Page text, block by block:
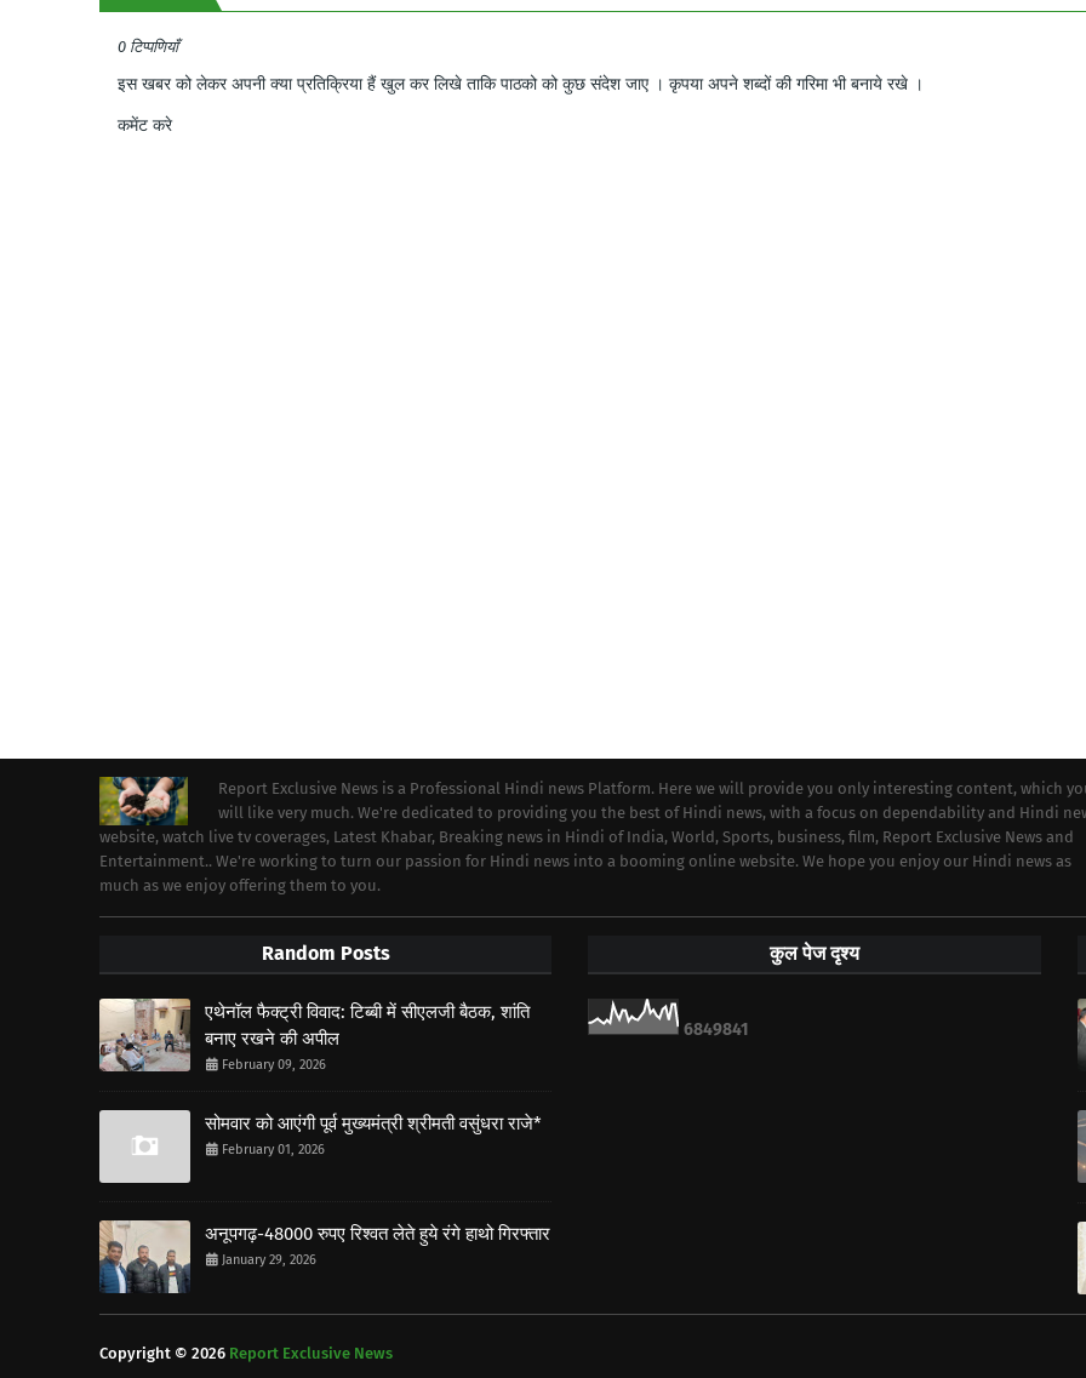
0 टिप्पणियाँ
इस खबर को लेकर अपनी क्या प्रतिक्रिया हैं खुल कर लिखे ताकि पाठको को कुछ संदेश जाए । कृपया अपने शब्दों की गरिमा भी बनाये रखे ।
कमेंट करे
Report Exclusive News is a Professional Hindi news Platform. Here we will provide you only interesting content, which
will like very much. We're dedicated to providing you the best of Hindi news, with a focus on dependability and Hindi
website, watch live tv coverages, Latest Khabar, Breaking news in Hindi of India, World, Sports, business, film, Report Exclusive News and
Entertainment.. We're working to turn our passion for Hindi news into a booming online website. We hope you enjoy our Hindi news as
much as we enjoy offering them to you.
Random Posts
एथेनॉल फैक्ट्री विवाद: टिब्बी में सीएलजी बैठक, शांति
बनाए रखने की अपील
February 09, 2026
सोमवार को आएंगी पूर्व मुख्यमंत्री श्रीमती वसुंधरा राजे*
February 01, 2026
अनूपगढ़-48000 रुपए रिश्वत लेते हुये रंगे हाथो गिरफ्तार
January 29, 2026
कुल पेज दृश्य
6849841
Copyright © 2026 Report Exclusive News